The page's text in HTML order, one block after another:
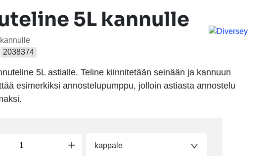
5L kannulle
2038374
5L astialle. Teline kiinnitetään seinään ja kannuun
esimerkiksi annostelupumppu, jolloin astiasta annostelu
kappale